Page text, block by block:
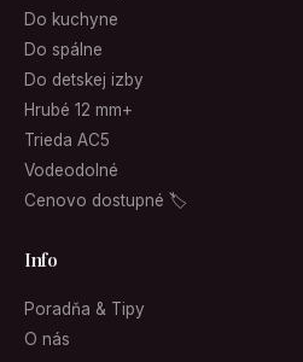
Do kuchyne
Do spálne
Do detskej izby
Hrubé 12 mm+
Trieda AC5
Vodeodolné
Cenovo dostupné 🏷
Info
Poradňa & Tipy
O nás